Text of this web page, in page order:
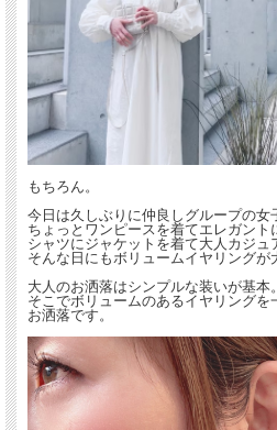
もちろん。
今日は久しぶりに仲良しグループの女
ちょっとワンピースを着てエレガント
シャツにジャケットを着て大人カジュ
そんな日にもボリュームイヤリングが
大人のお洒落はシンプルな装いが基本。
そこでボリュームのあるイヤリング
お洒落です。